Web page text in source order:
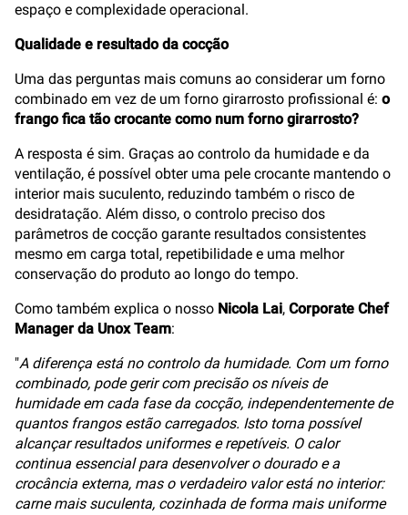
espaço e complexidade operacional.
Qualidade e resultado da cocção
Uma das perguntas mais comuns ao considerar um forno
combinado em vez de um forno girarrosto profissional é: o
frango fica tão crocante como num forno girarrosto?
A resposta é sim. Graças ao controlo da humidade e da
ventilação, é possível obter uma pele crocante mantendo o
interior mais suculento, reduzindo também o risco de
desidratação. Além disso, o controlo preciso dos
parâmetros de cocção garante resultados consistentes
mesmo em carga total, repetibilidade e uma melhor
conservação do produto ao longo do tempo.
Como também explica o nosso Nicola Lai, Corporate Chef
Manager da Unox Team:
"A diferença está no controlo da humidade. Com um forno
combinado, pode gerir com precisão os níveis de
humidade em cada fase da cocção, independentemente de
quantos frangos estão carregados. Isto torna possível
alcançar resultados uniformes e repetíveis. O calor
continua essencial para desenvolver o dourado e a
crocância externa, mas o verdadeiro valor está no interior:
carne mais suculenta, cozinhada de forma mais uniforme